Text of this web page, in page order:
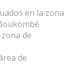
en la zona
de
de